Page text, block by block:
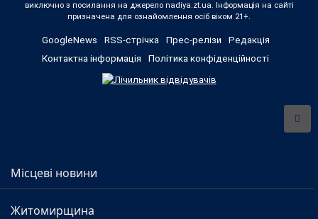
виключно з посилання на джерело nadiya.zt.ua. Інформація на сайті
призначена для ознайомлення осіб віком 21+.
GoogleNews RSS-стрічка Прес-релізи
Редакція
Контактна інформація
Політика конфіденційності
Місцеві новини
Житомирщина